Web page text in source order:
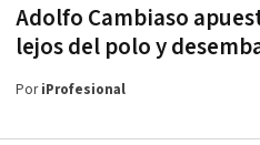
Adolfo Cambiaso
lejos del polo y
PoriProfesional